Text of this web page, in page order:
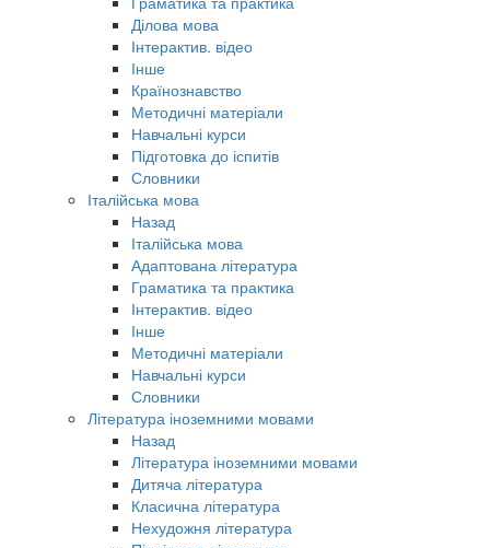
Ділова мова
Інтерактив. відео
Інше
Країнознавство
Методичні матеріали
Навчальні курси
Підготовка до іспитів
Словники
Італійська мова
Назад
Італійська мова
Адаптована література
Граматика та практика
Інтерактив. відео
Інше
Методичні матеріали
Навчальні курси
Словники
Література іноземними мовами
Назад
Література іноземними мовами
Дитяча література
Класична література
Нехудожня література